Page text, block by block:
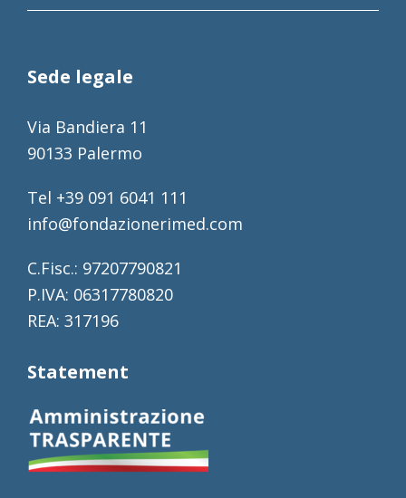
Sede legale
Via Bandiera 11
90133 Palermo
Tel +39 091 6041 111
info@fondazionerimed.com
C.Fisc.: 97207790821
P.IVA: 06317780820
REA: 317196
Statement